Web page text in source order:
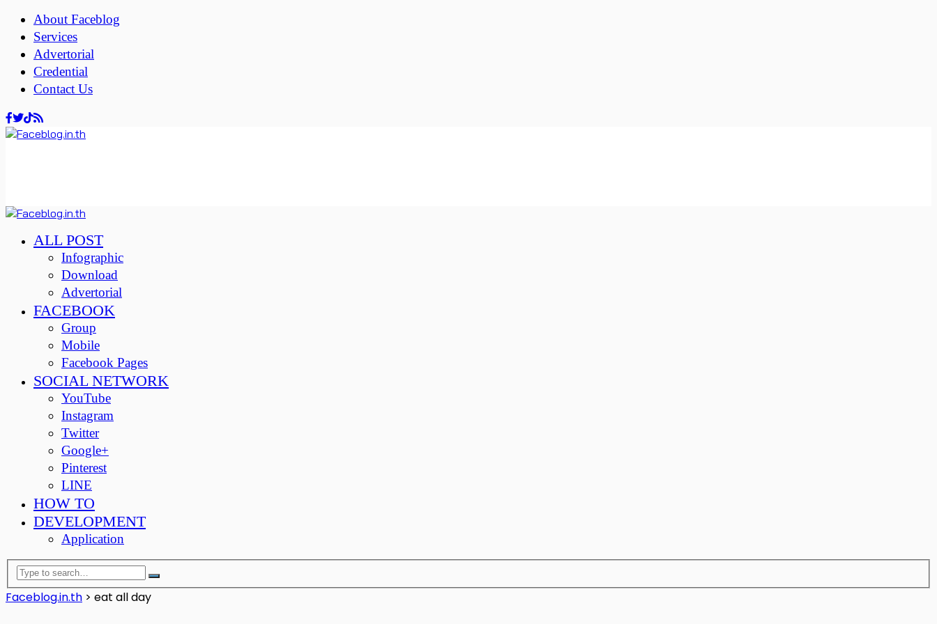
About Faceblog
Services
Advertorial
Credential
Contact Us
ALL POST
Infographic
Download
Advertorial
FACEBOOK
Group
Mobile
Facebook Pages
SOCIAL NETWORK
YouTube
Instagram
Twitter
Google+
Pinterest
LINE
HOW TO
DEVELOPMENT
Application
Faceblog.in.th > eat all day